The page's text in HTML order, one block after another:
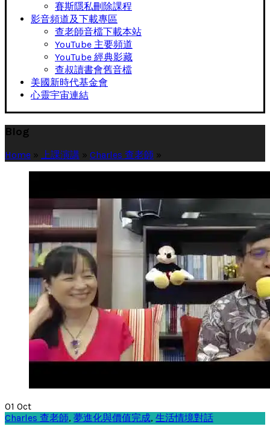
賽斯隱私刪除課程
影音頻道及下載專區
查老師音檔下載本站
YouTube 主要頻道
YouTube 經典影藏
查叔讀書會舊音檔
美國新時代基金會
心靈宇宙連結
Blog
Home » 上課演講 » Charles 查老師 »
01 Oct
Charles 查老師, 夢進化與價值完成, 生活情境對話